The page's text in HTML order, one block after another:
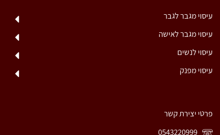
עיסוי מגבר לגבר
עיסוי מגבר לאישה
עיסוי לנשים
עיסוי מפנק
פרטי יצירת קשר